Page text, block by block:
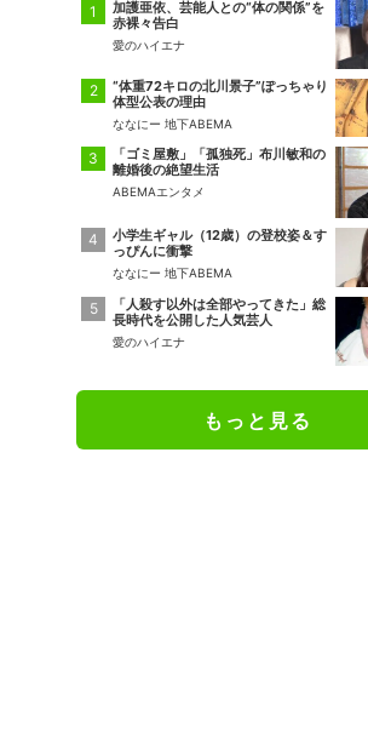
加護亜依、芸能人との“体の関係”を
赤裸々告白
愛のハイエナ
“体重72キロの北川景子”ぽっちゃり
体型公表の理由
ななにー 地下ABEMA
「ゴミ屋敷」「孤独死」布川敏和の
離婚後の絶望生活
ABEMAエンタメ
小学生ギャル（12歳）の登校姿＆す
っぴんに衝撃
ななにー 地下ABEMA
「人殺す以外は全部やってきた」総
長時代を公開した人気芸人
愛のハイエナ
もっと見る